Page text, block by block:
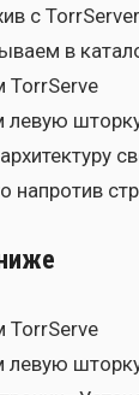
с
в
TorrServe
левую
напро­тив
TorrServe
левую